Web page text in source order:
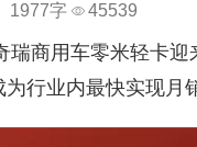
1977字 45539
瑞商用车零米轻卡
行业内最快实现月